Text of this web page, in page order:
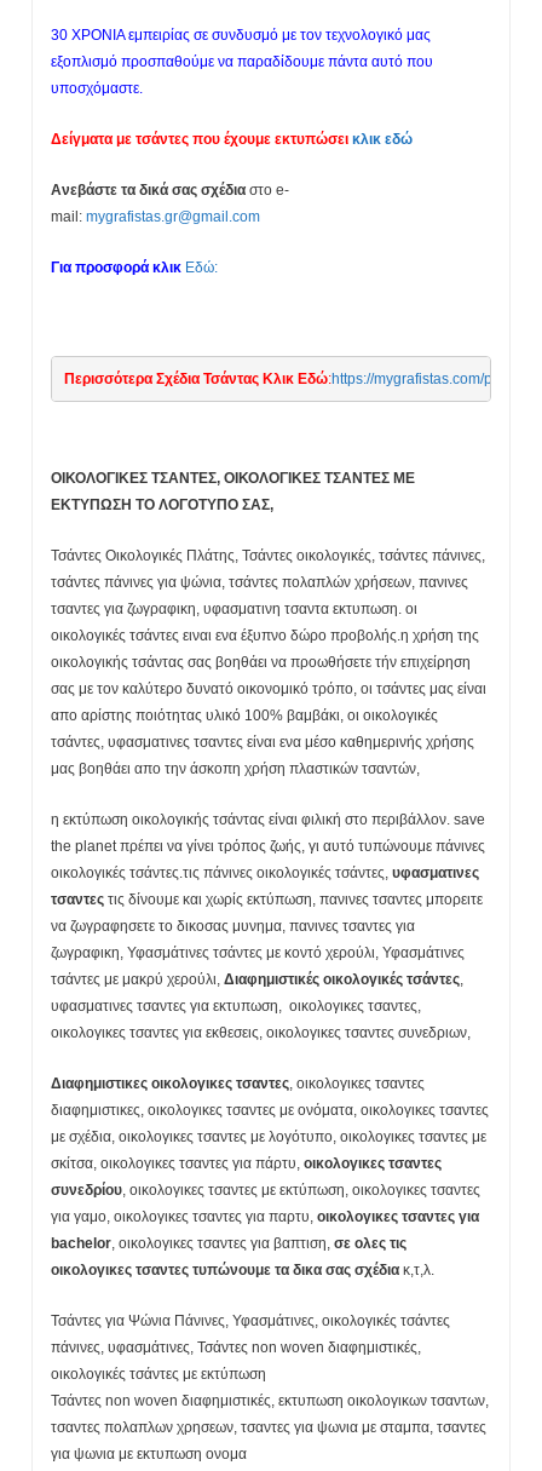
30 ΧΡΟΝΙΑ εμπειρίας σε συνδυσμό με τον τεχνολογικό μας
εξοπλισμό προσπαθούμε να παραδίδουμε πάντα αυτό που
υποσχόμαστε.
Δείγματα με τσάντες που έχουμε εκτυπώσει κλικ εδώ
Ανεβάστε τα δικά σας σχέδια στο e-
mail:mygrafistas.gr@gmail.com
Για προσφορά κλικ Εδώ:
Περισσότερα Σχέδια Τσάντας Κλικ Εδώ:https://mygrafistas.com/
ΟΙΚΟΛΟΓΙΚΕΣ ΤΣΑΝΤΕΣ, ΟΙΚΟΛΟΓΙΚΕΣ ΤΣΑΝΤΕΣ ΜΕ
ΕΚΤΥΠΩΣΗ ΤΟ ΛΟΓΟΤΥΠΟ ΣΑΣ,
Τσάντες Οικολογικές Πλάτης, Τσάντες οικολογικές, τσάντες πάνινες,
τσάντες πάνινες για ψώνια, τσάντες πολαπλών χρήσεων, πανινες
τσαντες για ζωγραφικη, υφασματινη τσαντα εκτυπωση. οι
οικολογικές τσάντες ειναι ενα έξυπνο δώρο προβολής.η χρήση της
οικολογικής τσάντας σας βοηθάει να προωθήσετε τήν επιχείρηση
σας με τον καλύτερο δυνατό οικονομικό τρόπο, οι τσάντες μας είναι
απο αρίστης ποιότητας υλικό 100% βαμβάκι, οι οικολογικές
τσάντες, υφασματινες τσαντες είναι ενα μέσο καθημερινής χρήσης
μας βοηθάει απο την άσκοπη χρήση πλαστικών τσαντών,
η εκτύπωση οικολογικής τσάντας είναι φιλική στο περιβάλλον. save
the planet πρέπει να γίνει τρόπος ζωής, γι αυτό τυπώνουμε πάνινες
οικολογικές τσάντες.τις πάνινες οικολογικές τσάντες,υφασματινες
τσαντες τις δίνουμε και χωρίς εκτύπωση, πανινες τσαντες μπορειτε
να ζωγραφησετε το δικοσας μυνημα, πανινες τσαντες για
ζωγραφικη, Υφασμάτινες τσάντες με κοντό χερούλι, Υφασμάτινες
τσάντες με μακρύ χερούλι,Διαφημιστικές οικολογικές τσάντες,
υφασματινες τσαντες για εκτυπωση, οικολογικες τσαντες,
οικολογικες τσαντες για εκθεσεις, οικολογικες τσαντες συνεδριων,
Διαφημιστικες οικολογικες τσαντες, οικολογικες τσαντες
διαφημιστικες, οικολογικες τσαντες με ονόματα, οικολογικες τσαντες
με σχέδια, οικολογικες τσαντες με λογότυπο, οικολογικες τσαντες με
σκίτσα, οικολογικες τσαντες για πάρτυ,οικολογικες τσαντες
συνεδρίου, οικολογικες τσαντες με εκτύπωση, οικολογικες τσαντες
για γαμο, οικολογικες τσαντες για παρτυ,οικολογικες τσαντες για
bachelor, οικολογικες τσαντες για βαπτιση,σε ολες τις
οικολογικες τσαντες τυπώνουμε τα δικα σας σχέδια κ,τ,λ.
Τσάντες για Ψώνια Πάνινες, Υφασμάτινες, οικολογικές τσάντες
πάνινες, υφασμάτινες, Τσάντες non woven διαφημιστικές,
οικολογικές τσάντες με εκτύπωση
Τσάντες non woven διαφημιστικές, εκτυπωση οικολογικων τσαντων,
τσαντες πολαπλων χρησεων, τσαντες για ψωνια με σταμπα, τσαντες
για ψωνια με εκτυπωση ονομα